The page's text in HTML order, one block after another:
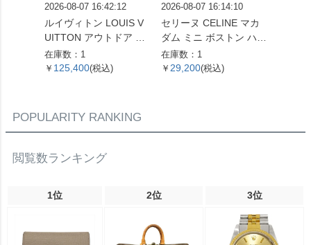
2026-08-07 16:42:12
ルイヴィトン LOUIS V
UITTON アウトドア メ
ッセンジャー PM ショ
ルダーバッグ タイガ ラ
在庫数：1
￥ 125,400(税込)
2026-08-07 16:14:10
セリーヌ CELINE マカ
ダム ミニ ボストン ハン
ドバッグ PVC レザー ブ
ラウン トリオンフ エン
在庫数：1
￥ 29,200(税込)
POPULARITY RANKING
閲覧数ランキング
1位 2位 3位